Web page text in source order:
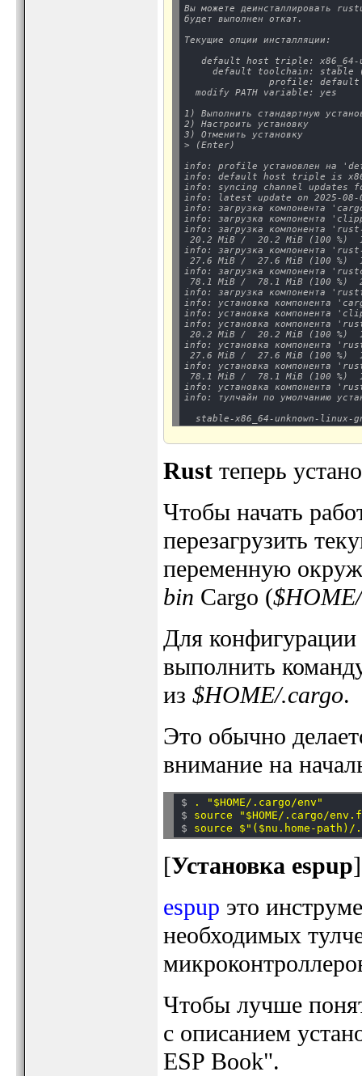
Вы можете деинсталлировать
будет выполнен откат.
Текущие опции инсталляции:
default host triple:
default toolchain: stable
               profile: default
  modify PATH variable: yes
1) Выполнить стандартную
2) Настроить установку
3) Отменить установку
> (Enter)
info: profile установлен на
info: default host triple is
info: syncing channel updates
info: latest update on 2025-08-
info: загрузка компонента
info: загрузка компонента
info: загрузка компонента
20.2 MiB /  20.2 MiB
info: загрузка компонента
27.6 MiB /  27.6 MiB
info: загрузка компонента
78.1 MiB /  78.1 MiB
info: загрузка компонента
info: установка компонента
info: установка компонента
info: установка компонента
20.2 MiB /  20.2 MiB
info: установка компонента
27.6 MiB /  27.6 MiB
info: установка компонента
78.1 MiB /  78.1 MiB
info: установка компонента
info: тулчайн по умолчанию
Rust теперь
Чтобы начать
перезагрузить
переменную
bin Cargo (
Для
выполнить
из $HOME/.cargo.
Это обычно
внимание на
$ . "$HOME/.cargo/env"
$ source "$HOME/.cargo/
$ source $"($nu.home-path)/
[Установка espup]
espup это
необходимых
Чтобы лучше
с описанием
ESP Book".